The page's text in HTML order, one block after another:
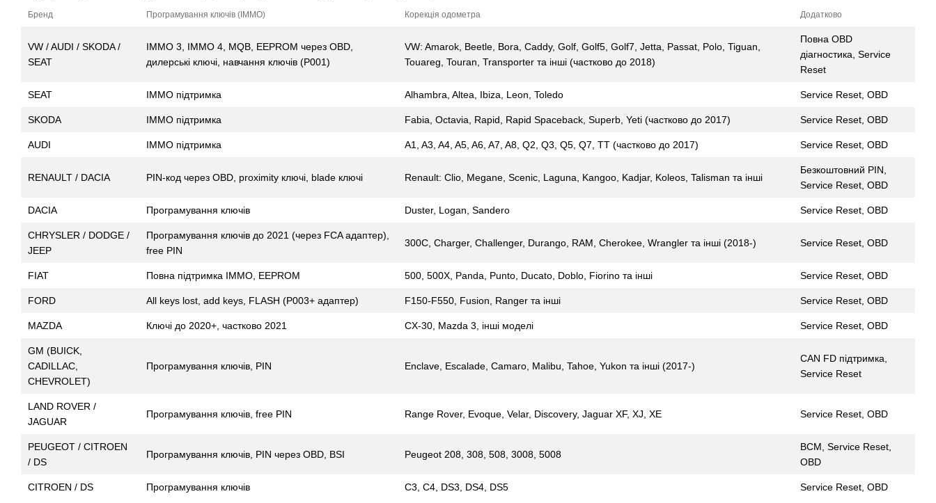
Бренд Програмування ключів (IMMO) Корекція одометра Додатково
VW / AUDI / SKODA /
SEAT
IMMO 3, IMMO 4, MQB, EEPROM через OBD,
дилерські ключі, навчання ключів (P001)
VW: Amarok, Beetle, Bora, Caddy, Golf, Golf5, Golf7, Jetta, Passat, Polo, Tiguan,
Touareg, Touran, Transporter та інші (частково до 2018)
Повна OBD
діагностика, Service
Reset
SEAT IMMO підтримка Alhambra, Altea, Ibiza, Leon, Toledo Service Reset, OBD
SKODA IMMO підтримка Fabia, Octavia, Rapid, Rapid Spaceback, Superb, Yeti (частково до 2017) Service Reset, OBD
AUDI IMMO підтримка A1, A3, A4, A5, A6, A7, A8, Q2, Q3, Q5, Q7, TT (частково до 2017) Service Reset, OBD
RENAULT / DACIA PIN-код через OBD, proximity ключі, blade ключі Renault: Clio, Megane, Scenic, Laguna, Kangoo, Kadjar, Koleos, Talisman та інші
Безкоштовний PIN,
Service Reset, OBD
DACIA Програмування ключів Duster, Logan, Sandero Service Reset, OBD
CHRYSLER / DODGE /
JEEP
Програмування ключів до 2021 (через FCA адаптер),
free PIN
300C, Charger, Challenger, Durango, RAM, Cherokee, Wrangler та інші (2018-) Service Reset, OBD
FIAT Повна підтримка IMMO, EEPROM 500, 500X, Panda, Punto, Ducato, Doblo, Fiorino та інші Service Reset, OBD
FORD All keys lost, add keys, FLASH (P003+ адаптер) F150-F550, Fusion, Ranger та інші Service Reset, OBD
MAZDA Ключі до 2020+, частково 2021 CX-30, Mazda 3, інші моделі Service Reset, OBD
GM (BUICK,
CADILLAC,
CHEVROLET)
Програмування ключів, PIN Enclave, Escalade, Camaro, Malibu, Tahoe, Yukon та інші (2017-)
CAN FD підтримка,
Service Reset
LAND ROVER /
JAGUAR
Програмування ключів, free PIN Range Rover, Evoque, Velar, Discovery, Jaguar XF, XJ, XE Service Reset, OBD
PEUGEOT / CITROEN
/ DS
Програмування ключів, PIN через OBD, BSI Peugeot 208, 308, 508, 3008, 5008
BCM, Service Reset,
OBD
CITROEN / DS Програмування ключів C3, C4, DS3, DS4, DS5 Service Reset, OBD